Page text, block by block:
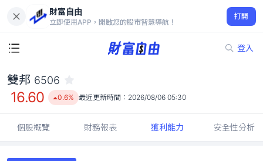
財富自由
立即使用APP，開啟您的股市智慧導航！
打開
登入
16.60
0.6%
雙邦 6506
16.60 0.6% 最近更新時間： 2026/08/06 05:30
個股概覽 財務報表 獲利能力 安全性分析